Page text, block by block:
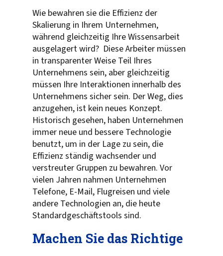
Wie bewahren sie die Effizienz der
Skalierung in Ihrem Unternehmen,
während gleichzeitig Ihre Wissensarbeit
ausgelagert wird? Diese Arbeiter müssen
in transparenter Weise Teil Ihres
Unternehmens sein, aber gleichzeitig
müssen Ihre Interaktionen innerhalb des
Unternehmens sicher sein. Der Weg, dies
anzugehen, ist kein neues Konzept.
Historisch gesehen, haben Unternehmen
immer neue und bessere Technologie
benutzt, um in der Lage zu sein, die
Effizienz ständig wachsender und
verstreuter Gruppen zu bewahren. Vor
vielen Jahren nahmen Unternehmen
Telefone, E-Mail, Flugreisen und viele
andere Technologien an, die heute
Standardgeschäftstools sind.
Machen Sie das Richtige